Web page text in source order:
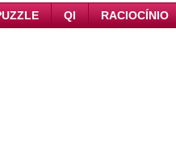
QI RACIOCÍNIO